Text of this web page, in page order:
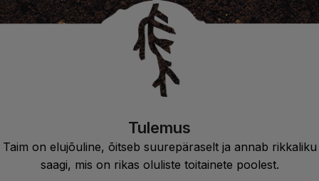
Tulemus
Taim on elujõuline, õitseb suurepäraselt ja annab rikkaliku
saagi, mis on rikas oluliste toitainete poolest.